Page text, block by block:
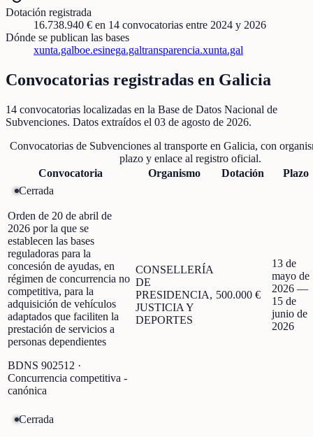
Dotación registrada
16.738.940 € en 14 convocatorias entre 2024 y 2026
Dónde se publican las bases
xunta.galboe.esinega.galtransparencia.xunta.gal
Convocatorias registradas en Galicia
14 convocatorias localizadas en la Base de Datos Nacional de
Subvenciones. Datos extraídos el 03 de agosto de 2026.
Convocatorias de Subvenciones al transporteen Galicia, con
plazo y enlace al registro oficial.
Convocatoria
Organismo Dotación
Plazo
Cerrada
Orden de 20 de abril de
2026 por la que se
establecen las bases
reguladoras para la
concesión de ayudas, en
régimen de concurrencia no
competitiva, para la
adquisición de vehículos
adaptados que faciliten la
prestación de servicios a
personas dependientes
BDNS 902512 ·
Concurrencia competitiva -
canónica
CONSELLERÍA
DE
PRESIDENCIA,
JUSTICIA Y
DEPORTES
500.000 €
13 de
mayo de
2026 —
15 de
junio de
2026
Cerrada